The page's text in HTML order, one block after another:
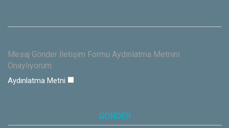
Mesaj Gönder İletişim Formu Aydınlatma Metnini
Onaylıyorum.
Aydınlatma Metni